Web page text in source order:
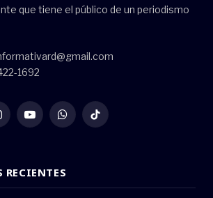
que tiene el público de un periodismo
1692
YouTubeWhatsAppTikTok